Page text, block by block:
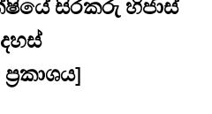
සිරකරු හිජාස්